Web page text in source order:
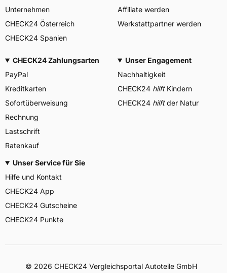
Unternehmen
CHECK24 Österreich
CHECK24 Spanien
Affiliate werden
Werkstattpartner werden
CHECK24 Zahlungsarten
PayPal
Kreditkarten
Sofortüberweisung
Rechnung
Lastschrift
Ratenkauf
Unser Engagement
Nachhaltigkeit
CHECK24 hilftKindern
CHECK24 hilftder Natur
Unser Service für Sie
Hilfe und Kontakt
CHECK24 App
CHECK24 Gutscheine
CHECK24 Punkte
© 2026 CHECK24 Vergleichsportal Autoteile GmbH